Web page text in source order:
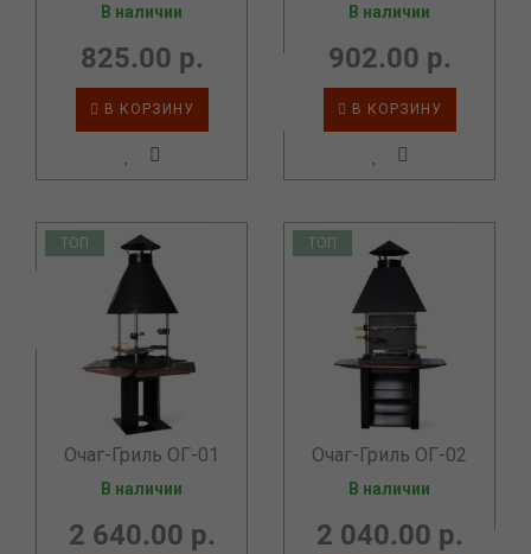
В наличии
825.00 р.
В КОРЗИНУ
В наличии
902.00 р.
В КОРЗИНУ
ТОП
Очаг-Гриль ОГ-01
В наличии
2 640.00 р.
ТОП
Очаг-Гриль ОГ-02
В наличии
2 040.00 р.